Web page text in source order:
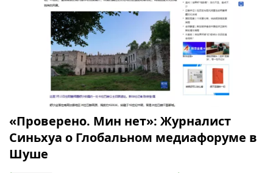
«Проверено. Мин нет»: Журналист
Синьхуа о Глобальном медиафоруме в
Шуше